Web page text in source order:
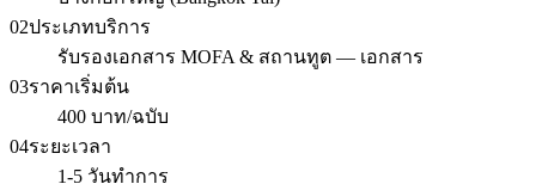
02ประเภทบริการ
รับรองเอกสาร MOFA & สถานทูต — เอกสาร
03ราคาเริ่มต้น
400 บาท/ฉบับ
04ระยะเวลา
1-5 วันทำการ